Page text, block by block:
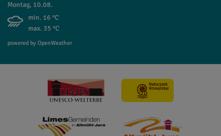
Montag, 10.08.
min. 16 °C
max. 35 °C
powered by OpenWeather